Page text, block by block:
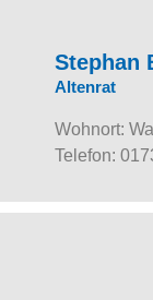
Stephan
Altenrat
Wohnort:
Telefon: